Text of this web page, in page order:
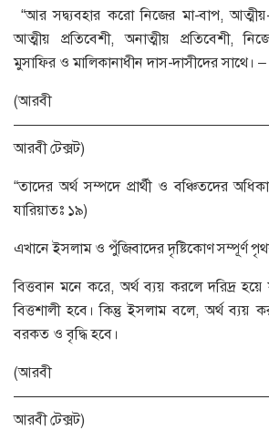
“আর সদ্ব্যবহার করো নিজের মা-বাপ,
আত্মীয় প্রতিবেশী, অনাত্মীয় প্রতিবেশী,
মুসাফির ও মালিকানাধীন দাস-দাসীদের সাথে।
(আরবী
আরবী টেক্সট)
“তাদের অর্থ সম্পদে প্রার্থী ও বঞ্চিতদের
যারিয়াতঃ ১৯)
এখানে ইসলাম ও পুঁজিবাদের দৃষ্টিকোণ সম্পূর্ণ
বিত্তবান মনে করে, অর্থ ব্যয় করলে দরিদ্র
বিত্তশালী হবে। কিন্তু ইসলাম বলে, অর্থ ব্যয়
বরকত ও বৃদ্ধি হবে।
(আরবী
আরবী টেক্সট)